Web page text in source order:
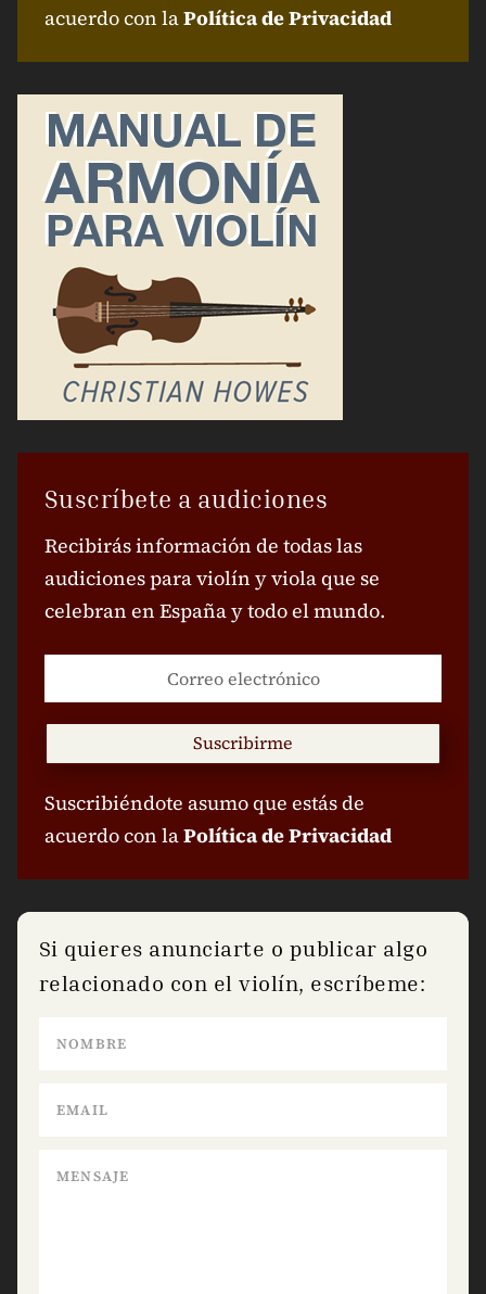
acuerdo con laPolítica de Privacidad
Suscríbete a audiciones
Recibirás información de todas las
audiciones para violín y viola que se
celebran en España y todo el mundo.
Suscribirme
Suscribiéndote asumo que estás de
acuerdo con laPolítica de Privacidad
Si quieres anunciarte o publicar algo
relacionado con el violín, escríbeme: